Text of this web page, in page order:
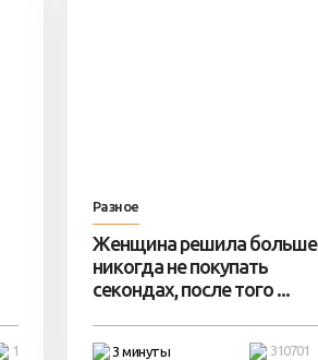
1
Разное
Женщина решила больше
никогда не покупать
секондах, после того ...
3 минуты 310701